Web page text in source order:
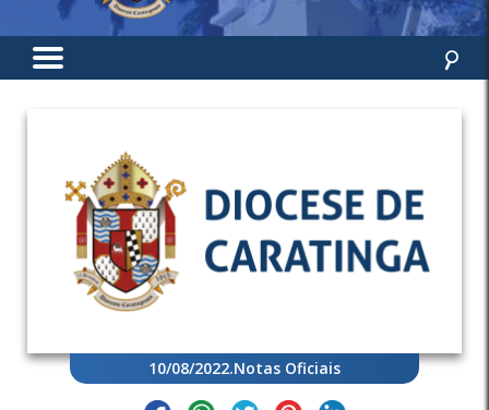
10/08/2022.Notas Oficiais